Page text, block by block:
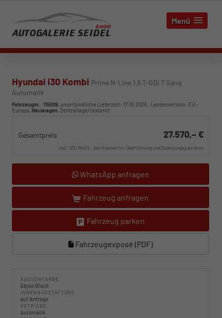
Menü
Hyundai i30 Kombi Prime N-Line 1.6 T-GDi 7 Gang
Automatik
Fahrzeugnr.: 115019, unverbindliche Lieferzeit: 17.10.2026 , Landesversion: EU -
Europa, Neuwagen, Zentrallager (extern)
Gesamtpreis 27.570,– €
incl. 19% MwSt., den Kosten für Überführung und Zulassungspapieren
WhatsApp anfragen
Fahrzeug anfragen
Fahrzeug parken
Fahrzeugexposé (PDF)
AUSSENFARBE
Abyss Black
INNENAUSSTATTUNG
auf Anfrage
GETRIEBE
Automatik